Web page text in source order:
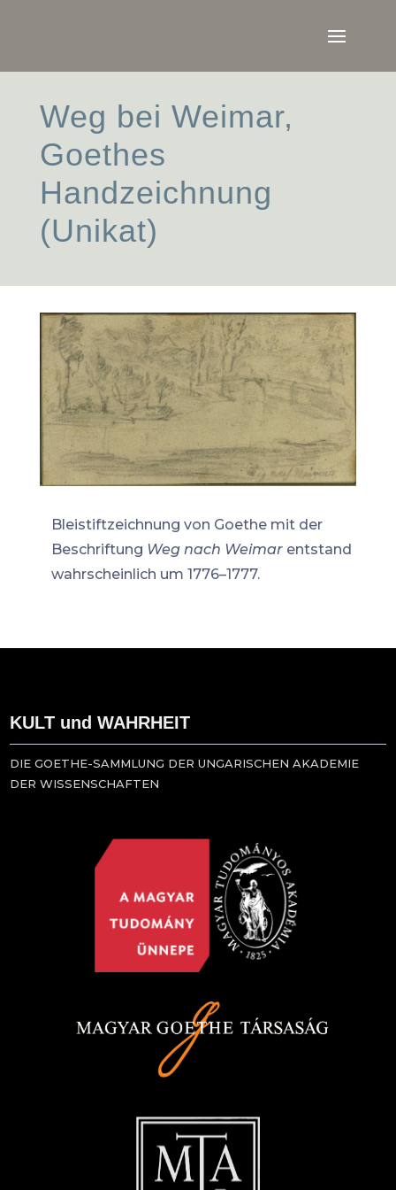
Weg bei Weimar,
Goethes
Handzeichnung
(Unikat)
Bleistiftzeichnung von Goethe mit der
Beschriftung Weg nach Weimar entstand
wahrscheinlich um 1776–1777.
KULT und WAHRHEIT
DIE GOETHE-SAMMLUNG DER UNGARISCHEN AKADEMIE
DER WISSENSCHAFTEN